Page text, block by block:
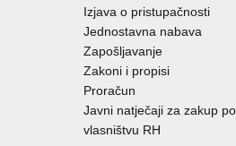
Izjava o pristupačnosti
Jednostavna nabava
Zapošljavanje
Zakoni i propisi
Proračun
Javni natječaji za zakup
vlasništvu RH